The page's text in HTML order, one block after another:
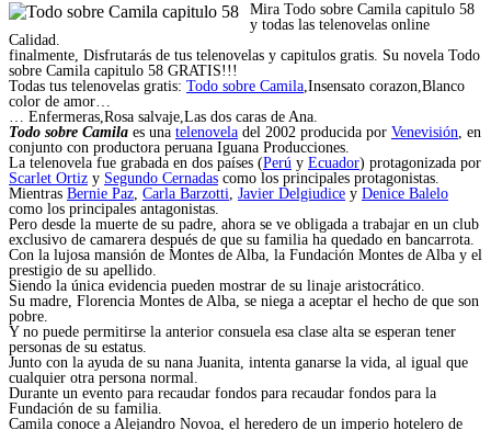
Mira Todo sobre Camila capitulo 58
y todas las telenovelas online
Calidad.
finalmente, Disfrutarás de tus telenovelas y capitulos gratis. Su novela Todo
sobre Camila capitulo 58 GRATIS!!!
Todas tus telenovelas gratis: Todo sobre Camila,Insensato corazon,Blanco
color de amor…
… Enfermeras,Rosa salvaje,Las dos caras de Ana.
Todo sobre Camila es una telenovela del 2002 producida por Venevisión, en
conjunto con productora peruana Iguana Producciones.
La telenovela fue grabada en dos países (Perú y Ecuador) protagonizada por
Scarlet Ortiz y Segundo Cernadas como los principales protagonistas.
Mientras Bernie Paz, Carla Barzotti, Javier Delgiudice y Denice Balelo
como los principales antagonistas.
Pero desde la muerte de su padre, ahora se ve obligada a trabajar en un club
exclusivo de camarera después de que su familia ha quedado en bancarrota.
Con la lujosa mansión de Montes de Alba, la Fundación Montes de Alba y el
prestigio de su apellido.
Siendo la única evidencia pueden mostrar de su linaje aristocrático.
Su madre, Florencia Montes de Alba, se niega a aceptar el hecho de que son
pobre.
Y no puede permitirse la anterior consuela esa clase alta se esperan tener
personas de su estatus.
Junto con la ayuda de su nana Juanita, intenta ganarse la vida, al igual que
cualquier otra persona normal.
Durante un evento para recaudar fondos para recaudar fondos para la
Fundación de su familia.
Camila conoce a Alejandro Novoa, el heredero de un imperio hotelero de